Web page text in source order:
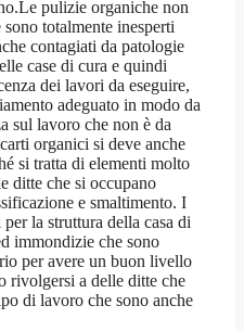
pulizie organiche non
totalmente inesperti
contagiati da patologie
case di cura e quindi
dei lavori da eseguire,
adeguato in modo da
sul lavoro che non è da
organici si deve anche
si tratta di elementi molto
ditte che si occupano
e smaltimento. I
la struttura della casa di
immondizie che sono
per avere un buon livello
rivolgersi a delle ditte che
di lavoro che sono anche